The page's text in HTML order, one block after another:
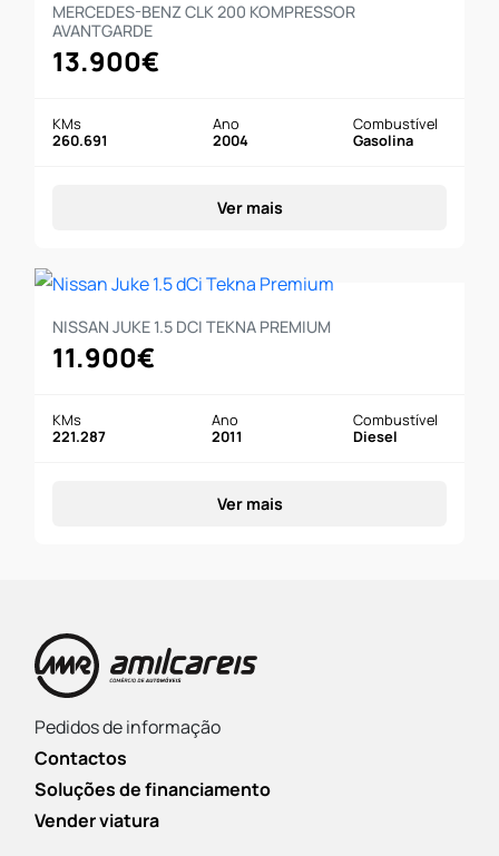
MERCEDES-BENZ CLK 200 KOMPRESSOR
AVANTGARDE
13.900€
KMs
260.691
Ano
2004
Combustível
Gasolina
Ver mais
NISSAN JUKE 1.5 DCI TEKNA PREMIUM
11.900€
KMs
221.287
Ano
2011
Combustível
Diesel
Ver mais
Pedidos de informação
Contactos
Soluções de financiamento
Vender viatura